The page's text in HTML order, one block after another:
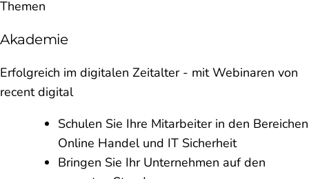
Themen
Akademie
Erfolgreich im digitalen Zeitalter - mit Webinaren von
recent digital
Schulen Sie Ihre Mitarbeiter in den Bereichen
Online Handel und IT Sicherheit
Bringen Sie Ihr Unternehmen auf den